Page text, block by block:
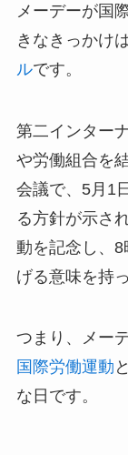
メーデーが国
きなきっかけ
ルです。
第二インター
や労働組合を
会議で、5月1
る方針が示さ
動を記念し、
げる意味を持
つまり、メー
国際労働運動 と
な日です。